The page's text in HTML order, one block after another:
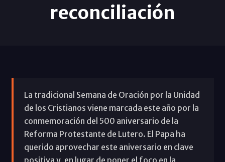
reconciliación
La tradicional Semana de Oración por la Unidad
de los Cristianos viene marcada este año por la
conmemoración del 500 aniversario de la
Reforma Protestante de Lutero. El Papa ha
querido aprovechar este aniversario en clave
positiva y, en lugar de poner el foco en la